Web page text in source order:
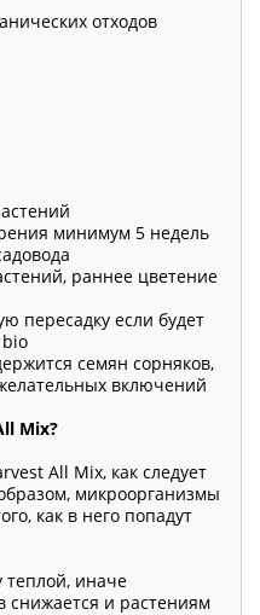
отходов
минимум 5 недель
раннее цветение
пересадку если будет
семян сорняков,
включений
Mix?
All Mix, как следует
микроорганизмы
как в него попадут
теплой, иначе
снижается и растениям